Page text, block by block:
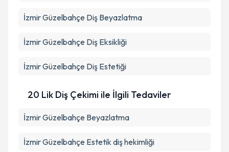
İzmir Güzelbahçe Diş Beyazlatma
İzmir Güzelbahçe Diş Eksikliği
İzmir Güzelbahçe Diş Estetiği
20 Lik Diş Çekimi ile İlgili Tedaviler
İzmir Güzelbahçe Beyazlatma
İzmir Güzelbahçe Estetik diş hekimliği